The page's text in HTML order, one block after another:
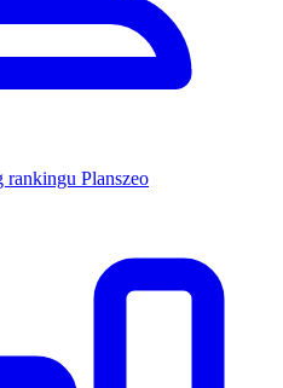
rankingu Planszeo